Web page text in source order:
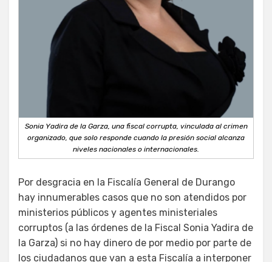
Sonia Yadira de la Garza, una fiscal corrupta, vinculada al crimen
organizado, que solo responde cuando la presión social alcanza
niveles nacionales o internacionales.
Por desgracia en la Fiscalía General de Durango
hay innumerables casos que no son atendidos por
ministerios públicos y agentes ministeriales
corruptos (a las órdenes de la Fiscal Sonia Yadira de
la Garza) si no hay dinero de por medio por parte de
los ciudadanos que van a esta Fiscalía a interponer